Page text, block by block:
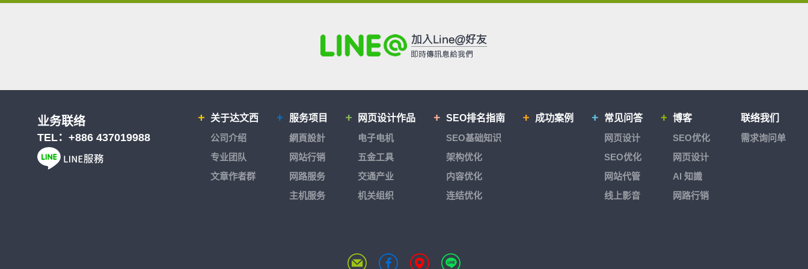
关于达文西
公司介绍
专业团队
文章作者群
服务项目
網頁設計
网站行销
网路服务
主机服务
网页设计作品
电子电机
五金工具
交通产业
机关组织
SEO排名指南
SEO基础知识
架构优化
内容优化
连结优化
成功案例
常见问答
网页设计
SEO优化
网站代管
线上影音
博客
SEO优化
网页设计
AI 知識
网路行销
联络我们
需求询问单
业务联络
TEL： +886 437019988